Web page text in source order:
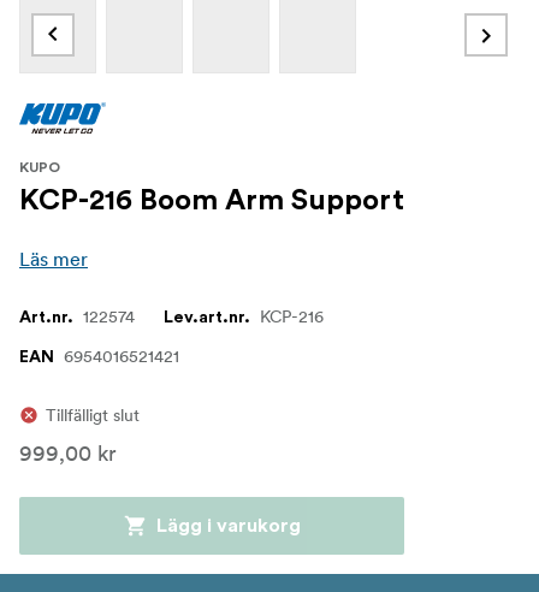
KUPO
KCP-216 Boom Arm Support
Läs mer
Art.nr. 122574 Lev.art.nr. KCP-216
EAN 6954016521421
Tillfälligt slut
999,00 kr
Lägg i varukorg